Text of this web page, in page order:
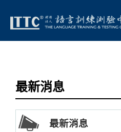
最新消息
最新消息